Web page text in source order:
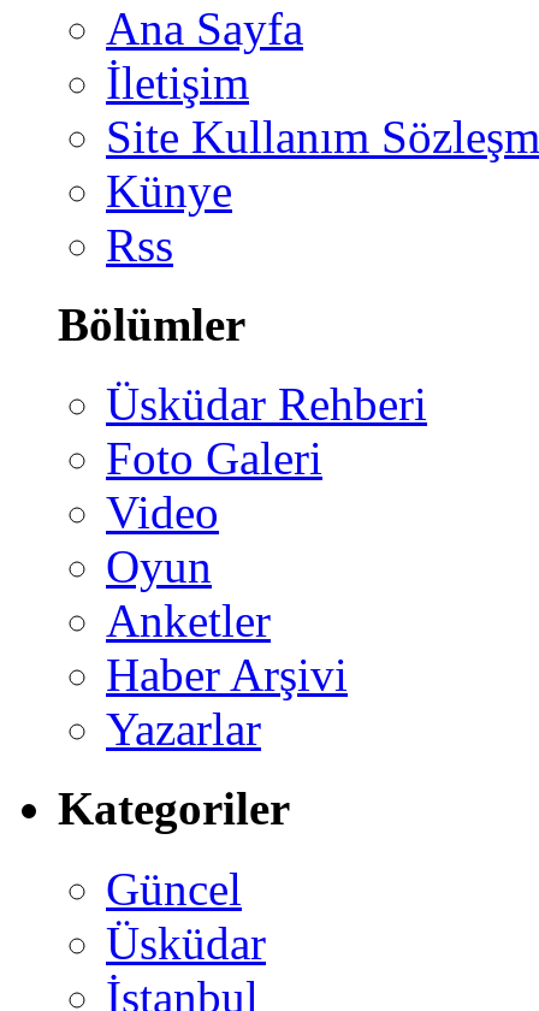
Ana Sayfa
İletişim
Site Kullanım
Künye
Rss
Bölümler
Üsküdar Rehberi
Foto Galeri
Video
Oyun
Anketler
Haber Arşivi
Yazarlar
Kategoriler
Güncel
Üsküdar
İstanbul